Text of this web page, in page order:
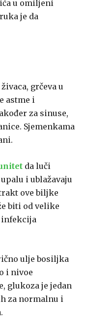
u omiljeni
je da
grčeva u
astme i
za sinuse,
Sjemenkama
da luči
i ublažavaju
ove biljke
biti od velike
infekcija
ulje bosiljka
i nivoe
glukoza je jedan
za normalnu i